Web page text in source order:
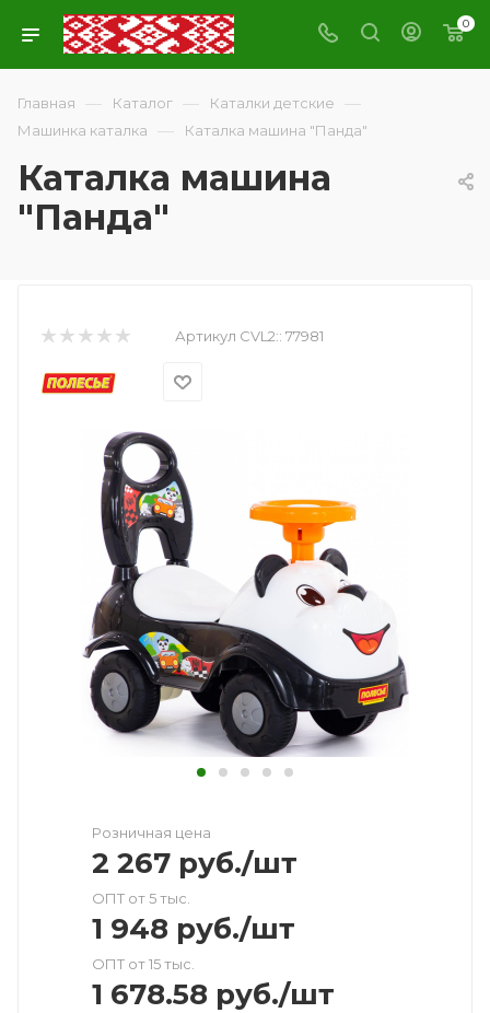
0
Главная — Каталог — Каталки детские —
Машинка каталка — Каталка машина "Панда"
Каталка машина
"Панда"
Артикул CVL2:: 77981
Розничная цена
2 267 руб./шт
ОПТ от 5 тыс.
1 948 руб./шт
ОПТ от 15 тыс.
1 678.58 руб./шт